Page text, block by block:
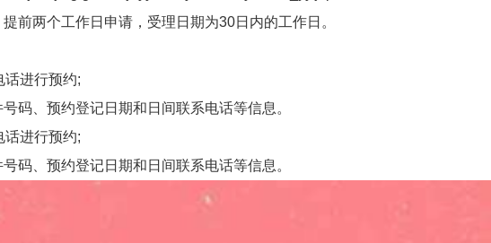
两个工作日申请，受理日期为30日内的工作日。
进行预约;
、预约登记日期和日间联系电话等信息。
进行预约;
、预约登记日期和日间联系电话等信息。